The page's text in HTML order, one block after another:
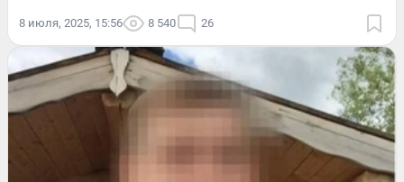
8 июля, 2025, 15:56 8 540 26